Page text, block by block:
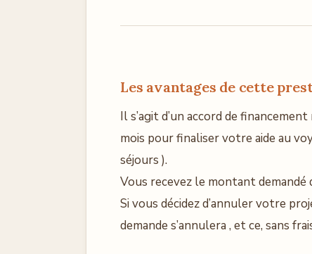
Les avantages de cette
Il s’agit d’un accord de
mois pour finaliser votre aide au
séjours ).
Vous recevez le montant demandé
Si vous décidez d’annuler votre
demande s’annulera , et ce, sans